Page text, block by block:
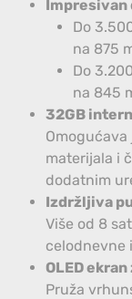
Do
na 875
Do
na 845
32GB
materijala i
dodatnim
Izdržljiva
Više od 8
celodnevne
OLED
Pruža